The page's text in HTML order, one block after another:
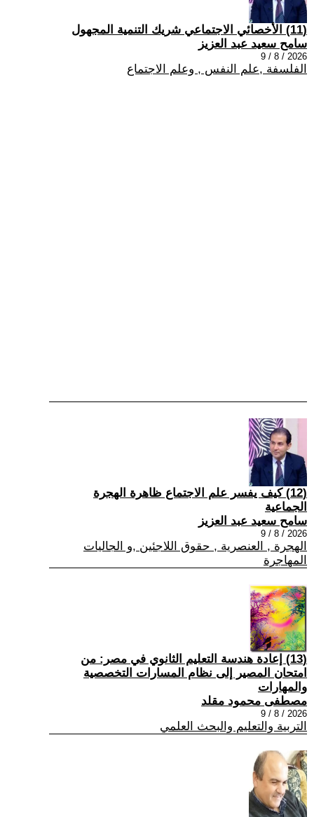
(11) الأخصائي الاجتماعي شريك التنمية المجهول
سامح سعيد عبد العزيز
2026 / 8 / 9
الفلسفة ,علم النفس , وعلم الاجتماع
(12) كيف يفسر علم الاجتماع ظاهرة الهجرة
الجماعية
سامح سعيد عبد العزيز
2026 / 8 / 9
الهجرة , العنصرية , حقوق اللاجئين ,و الجاليات
المهاجرة
(13) إعادة هندسة التعليم الثانوي في مصر: من
امتحان المصير إلى نظام المسارات التخصصية
والمهارات
مصطفى محمود مقلد
2026 / 8 / 9
التربية والتعليم والبحث العلمي